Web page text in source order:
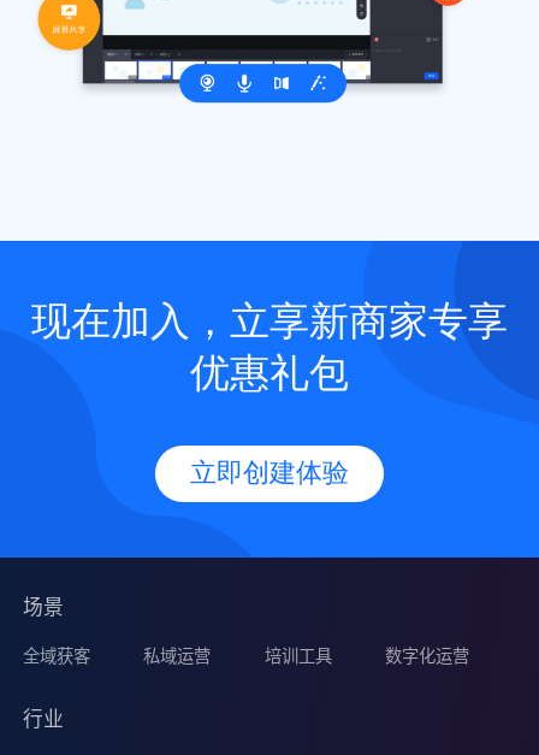
现在加入，立享新商家专享
优惠礼包
立即创建体验
场景
全域获客 私域运营 培训工具 数字化运营
行业